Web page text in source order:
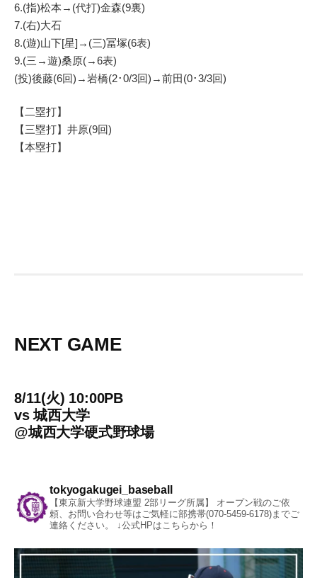
6.(指)松本→(代打)金森(9裏)
7.(右)大石
8.(遊)山下[星]→(三)冨塚(6表)
9.(三→遊)桑原(→6表)
(投)後藤(6回)→岩橋(2･0/3回)→前田(0･3/3回)
【二塁打】
【三塁打】井原(9回)
【本塁打】
NEXT GAME
8/11(火) 10:00PB
vs城西大学
@城西大学硬式野球場
tokyogakugei_baseball
【東京新大学野球連盟 2部リーグ所属】
オープン戦のご依
頼、お問い合わせ等はご気軽に部携帯(070-5459-6178)までご
連絡ください。
↓公式HPはこちらから！